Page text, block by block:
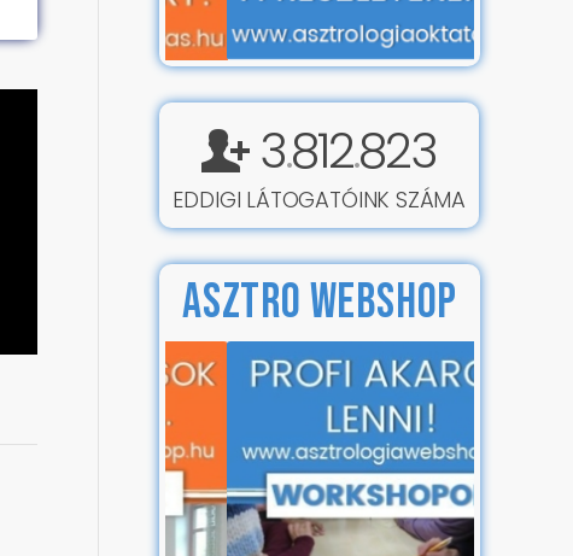
3.812.823
EDDIGI LÁTOGATÓINK SZÁMA
ASZTRO WEBSHOP